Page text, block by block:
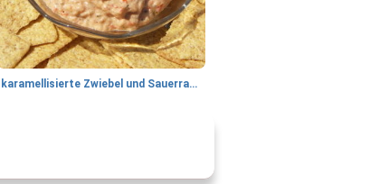
karamellisierte Zwiebel und Sauerrahmaufstrich